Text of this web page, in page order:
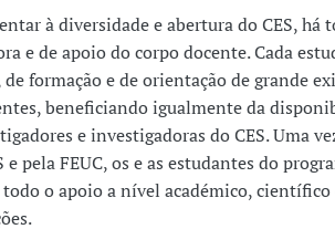
à diversidade e abertura do CES, há
e de apoio do corpo docente. Cada
de formação e de orientação de grande
beneficiando igualmente da
e investigadoras do CES. Uma
e pela FEUC, os e as estudantes do
todo o apoio a nível académico,